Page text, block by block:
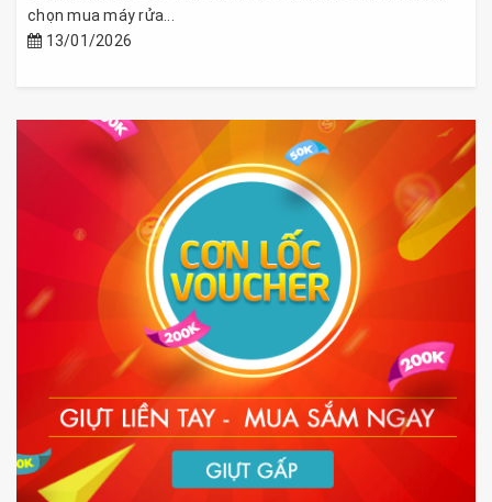
chọn mua máy rửa...
13/01/2026